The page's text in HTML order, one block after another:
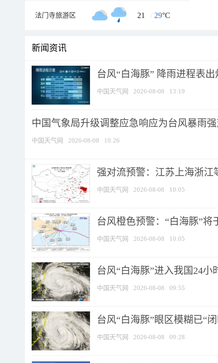
法门寺旅游区 21 / 29°C
新闻资讯
台风“白海豚” 降雨进程表
中国天气网 2026-08-08 13:19
中国气象局升级调整应急响应为台风暴雨
中国天气网 2026-08-08 10:26
强对流预警：江苏上海浙江
中国天气网 2026-08-08 10:05
台风橙色预警：“白海豚”将
中国天气网 2026-08-08 10:05
台风“白海豚”进入我国24
中国天气网 2026-08-08 09:55
台风“白海豚”眼区模糊已“
中国天气网 2026-08-08 09:28